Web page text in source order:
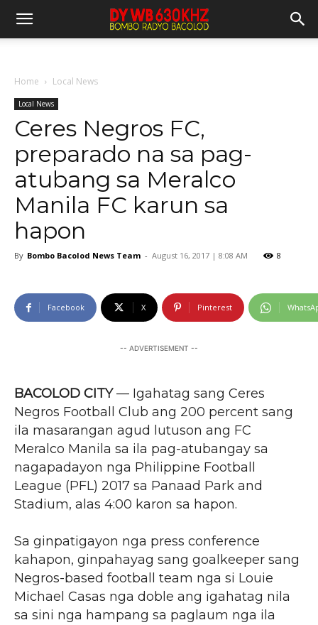
Home Local News
Local News
Ceres Negros FC,
preparado na sa pag-
atubang sa Meralco
Manila FC karun sa
hapon
By Bombo Bacolod News Team - August 16, 2017 | 8:08 AM 8
Facebook X Pinterest
-- ADVERTISEMENT --
BACOLOD CITY— Igahatag sang Ceres
Negros Football Club ang 200 percent sang
ila masarangan agud lutuson ang FC
Meralco Manila sa ila pag-atubangay sa
nagapadayon nga Philippine Football
League (PFL) 2017 sa Panaad Park and
Stadium, alas 4:00 karon sa hapon.
Sa ginpatigayon nga press conference
kahapon, ginpahayag sang goalkeeper sang
Negros-based football team nga si Louie
Michael Casas nga doble ang igahatag nila
sa sini nga hampang sa paglaum nga ila